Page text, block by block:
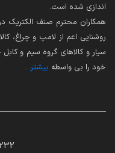
اندازی شده است.
همکاران محترم صنف الکتریک در
روشنایی اعم از لامپ و چراغ،
سیار و کالاهای گروه سیم و
خود را بی واسطه بیشتر...
98+